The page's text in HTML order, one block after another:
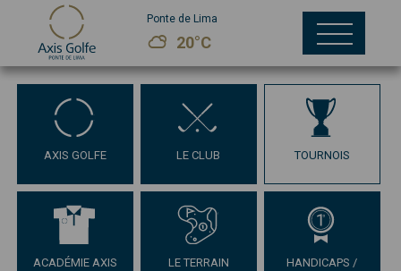
Ponte de Lima
20°C
AXIS GOLFE LE CLUB TOURNOIS
ACADÉMIE AXIS LE TERRAIN
HANDICAPS /